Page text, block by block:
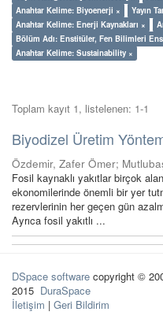
Anahtar Kelime: Biyoenerji ×
Yayın
Anahtar Kelime: Enerji Kaynakları ×
Bölüm Adı: Enstitüler, Fen Bilimleri
Anahtar Kelime: Sustainability ×
Toplam kayıt 1, listelenen: 1-1
Biyodizel Üretim
Özdemir, Zafer Ömer;
Fosil kaynaklı yakıtlar birçok
ekonomilerinde önemli bir yer
rezervlerinin her geçen gün
Ayrıca fosil yakıtlı ...
DSpace software copyright ©
2015 DuraSpace
İletişim | Geri Bildirim